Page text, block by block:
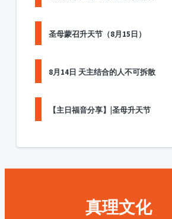
圣母蒙召升天节（8月15日）
8月14日 天主结合的人不可拆散
【主日福音分享】|圣母升天节
真理文化